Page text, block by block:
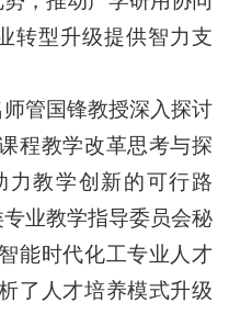
转型升级提供智力支
管国锋教授深入探讨
程教学改革思考与探
力教学创新的可行路
业教学指导委员会秘
能时代化工专业人才
了人才培养模式升级